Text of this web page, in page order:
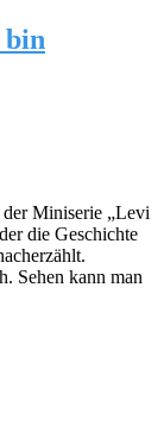
bin
Miniserie „Levi
die Geschichte
Sehen kann man